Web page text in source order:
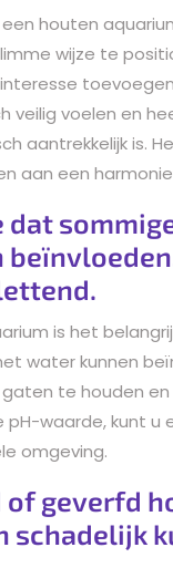
houten
wijze te
veilig voelen en
aantrekkelijk is.
aan een
dat
is het
water kunnen
te houden
waarde, kunt u
omgeving.
of geverfd
schadelijk